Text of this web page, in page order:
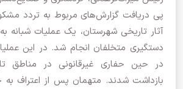
پی دریافت گزارش‌های مربوط به تردد
آثار تاریخی شهرستان، یک عملیات شبانه
دستگیری متخلفان انجام شد. در این
در حین حفاری غیرقانونی در مناطق
بازداشت شدند. متهمان پس از اعتراف به